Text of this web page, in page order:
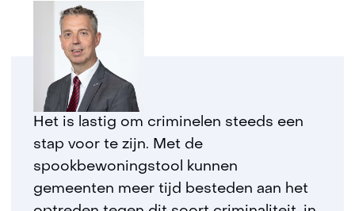
n
n
e
u
w
v
Het is lastig om criminelen steeds een
stap voor te zijn. Met de
spookbewoningstool kunnen
gemeenten meer tijd besteden aan het